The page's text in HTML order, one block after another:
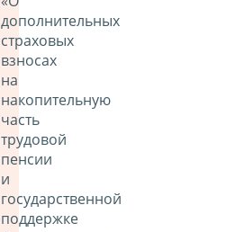
дополнительных
страховых
взносах
на
накопительную
часть
трудовой
пенсии
и
государственной
поддержке